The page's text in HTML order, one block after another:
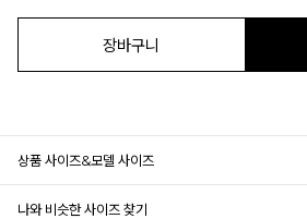
장바구니
상품 사이즈&모델 사이즈
나와 비슷한 사이즈 찾기